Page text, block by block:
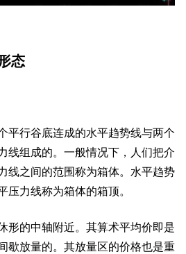
态
平行谷底连成的水平趋势线与两个
线组成的。一般情况下，人们把介
线之间的范围称为箱体。水平趋势
压力线称为箱体的箱顶。
形的中轴附近。其算术平均价即是
歇放量的。其放量区的价格也是重